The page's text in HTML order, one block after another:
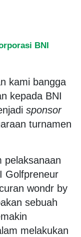
BNI
kami bangga
kepada BNI
sponsor
turnamen
pelaksanaan
Golfpreneur
wondr by
sebuah
melakukan